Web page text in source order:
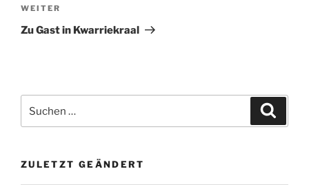
Nächster
Beitrag
WEITER
Zu Gast in Kwarriekraal
nach:
ZULETZT GEÄNDERT